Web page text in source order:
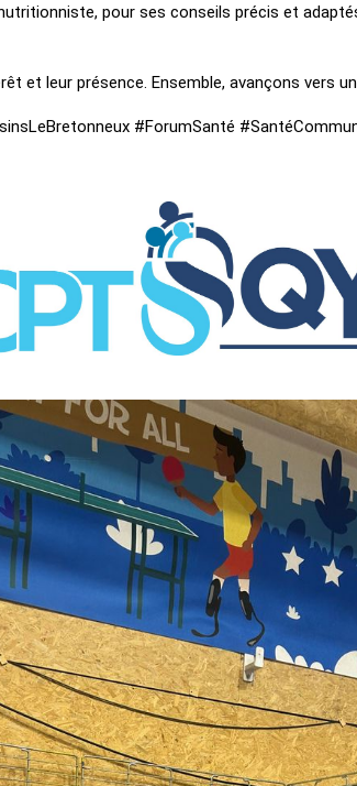
pour ses conseils précis et
et leur présence. Ensemble, avançons vers
#ForumSanté